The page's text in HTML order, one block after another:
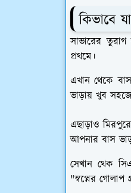
কিভাবে
সাভারের
প্রথমে।
এখান থেকে
ভাড়ায় খুব
এছাড়াও
আপনার বাস
সেখান থেক
"স্বপ্নের গোলাপ